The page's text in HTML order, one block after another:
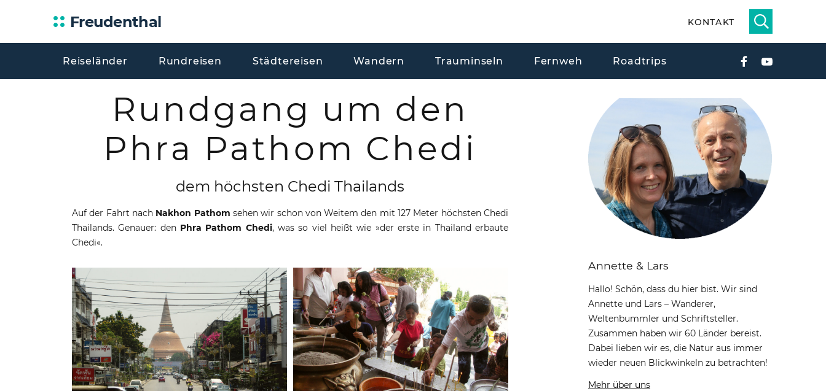
Freudenthal KONTAKT
Reiseländer Rundreisen Städtereisen Wandern Trauminseln Fernweh Roadtrips
Rundgang um den
Phra Pathom Chedi
dem höchsten Chedi Thailands
Auf der Fahrt nach Nakhon Pathom sehen wir schon von Weitem den mit 127 Meter höchsten Chedi
Thailands. Genauer: den Phra Pathom Chedi, was so viel heißt wie »der erste in Thailand erbaute
Chedi«.
Annette & Lars
Hallo! Schön, dass du hier bist. Wir sind
Annette und Lars – Wanderer,
Weltenbummler und Schriftsteller.
Zusammen haben wir 60 Länder bereist.
Dabei lieben wir es, die Natur aus immer
wieder neuen Blickwinkeln zu betrachten!
Mehr über uns